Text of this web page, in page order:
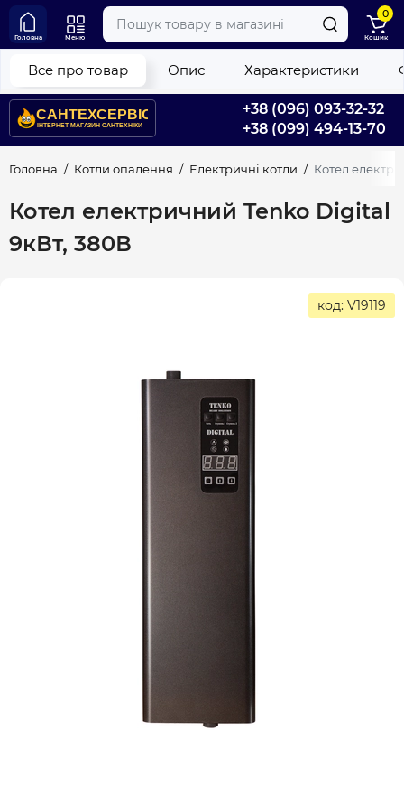
+38 (096) 093-32-32
+38 (099) 494-13-70
Головна Меню
0
Кошик
Головна Котли опалення Електричні котли Котел
Котел електричний Tenko Digital
9кВт, 380В
Все про товар Опис Характеристики
код: V19119